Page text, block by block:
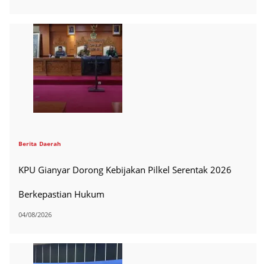
Berita Daerah
KPU Gianyar Dorong Kebijakan Pilkel Serentak 2026
Berkepastian Hukum
04/08/2026